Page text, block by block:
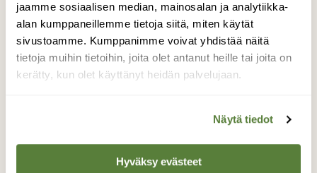
jaamme sosiaalisen median, mainosalan ja analytiikka-
alan kumppaneillemme tietoja siitä, miten käytät
sivustoamme. Kumppanimme voivat yhdistää näitä
tietoja muihin tietoihin, joita olet antanut heille tai joita on
kerätty, kun olet käyttänyt heidän palvelujaan.
Näytä tiedot
Hyväksy evästeet
...kukkuu, kukkuu kaukana kukkuu, tuntuu
kuin kesä olisi alkanut...
Valokuvaaja: Ahti Keränen, Lieksa 23.05.2025
TAKAISIN LISTAAN